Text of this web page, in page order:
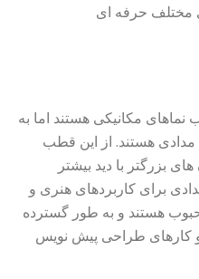
مختلف حرفه ای
مکانیکی هستند اما به
هستند. از این قطب
بزرگتر با دید بیشتر
برای کاربردهای هنری و
هستند و به طور گسترده
کارهای طراحی پیش نویس